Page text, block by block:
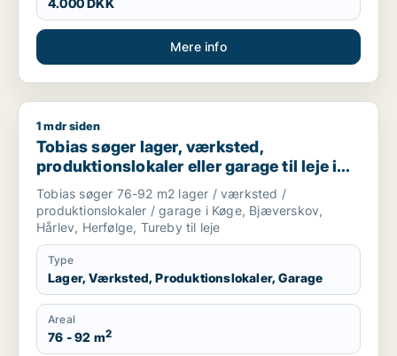
4.000 DKK
Mere info
Tobias søger lager, værksted, produktionslokaler eller
1 mdr siden
Tobias søger lager, værksted,
produktionslokaler eller garage til leje i
Køge, Bjæverskov eller Hårlev m.fl.
Tobias søger 76-92 m2 lager / værksted /
produktionslokaler / garage i Køge, Bjæverskov,
Hårlev, Herfølge, Tureby til leje
Type
Lager, Værksted, Produktionslokaler, Garage
Areal
76 - 92 m2